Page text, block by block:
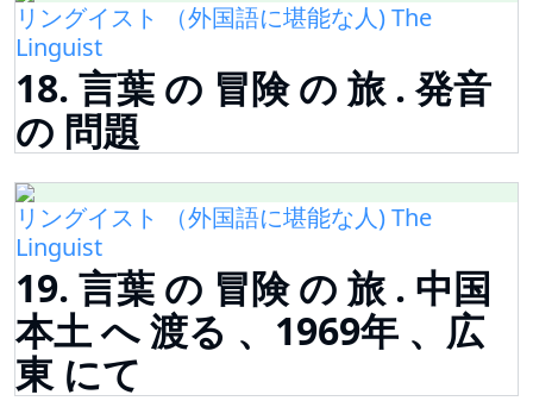
リングイスト （外国語に堪能な人) The
Linguist
18. 言葉 の 冒険 の 旅 . 発音
の 問題
リングイスト （外国語に堪能な人) The
Linguist
19. 言葉 の 冒険 の 旅 . 中国
本土 へ 渡る 、1969年 、広
東 にて